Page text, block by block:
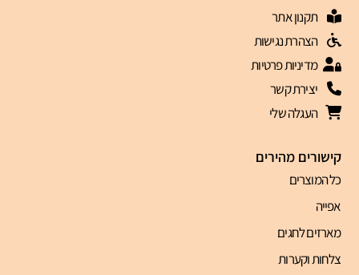
קישורים מהירים
כל המוצרים
אפייה
מארזים לחגים
צלחות וקערות
תקנון אתר
הצהרת נגישות
מדיניות פרטיות
יצירת קשר
העגלה שלי